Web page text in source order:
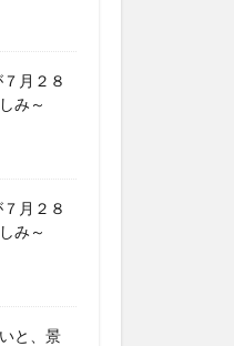
月２８
み～
月２８
み～
と、景